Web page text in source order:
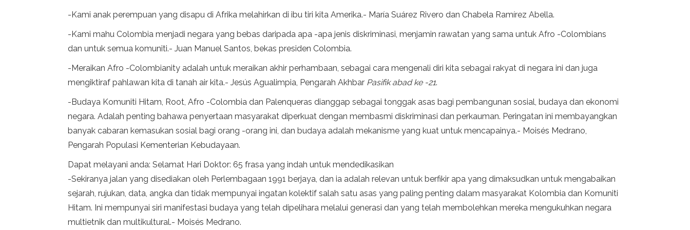
-Kami anak perempuan yang disapu di Afrika melahirkan di ibu tiri kita Amerika.- María Suárez Rivero dan Chabela Ramírez Abella.
-Kami mahu Colombia menjadi negara yang bebas daripada apa -apa jenis diskriminasi, menjamin rawatan yang sama untuk Afro -Colombians
dan untuk semua komuniti.- Juan Manuel Santos, bekas presiden Colombia.
-Meraikan Afro -Colombianity adalah untuk meraikan akhir perhambaan, sebagai cara mengenali diri kita sebagai rakyat di negara ini dan juga
mengiktiraf pahlawan kita di tanah air kita.- Jesús Agualimpia, Pengarah Akhbar Pasifik abad ke -21.
-Budaya Komuniti Hitam, Root, Afro -Colombia dan Palenqueras dianggap sebagai tonggak asas bagi pembangunan sosial, budaya dan ekonomi
negara. Adalah penting bahawa penyertaan masyarakat diperkuat dengan membasmi diskriminasi dan perkauman. Peringatan ini membayangkan
banyak cabaran kemasukan sosial bagi orang -orang ini, dan budaya adalah mekanisme yang kuat untuk mencapainya.- Moisés Medrano,
Pengarah Populasi Kementerian Kebudayaan.
Dapat melayani anda: Selamat Hari Doktor: 65 frasa yang indah untuk mendedikasikan
-Sekiranya jalan yang disediakan oleh Perlembagaan 1991 berjaya, dan ia adalah relevan untuk berfikir apa yang dimaksudkan untuk mengabaikan
sejarah, rujukan, data, angka dan tidak mempunyai ingatan kolektif salah satu asas yang paling penting dalam masyarakat Kolombia dan Komuniti
Hitam. Ini mempunyai siri manifestasi budaya yang telah dipelihara melalui generasi dan yang telah membolehkan mereka mengukuhkan negara
multietnik dan multikultural.- Moisés Medrano.